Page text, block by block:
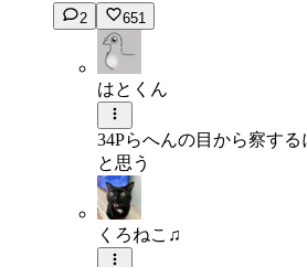
2 651
はとくん
34Pらへんの目から察す
と思う
くろねこ♫